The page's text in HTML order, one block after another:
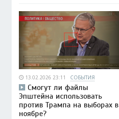
13.02.2026 23:11 СОБЫТИЯ
Смогут ли файлы
Эпштейна использовать
против Трампа на выборах в
ноябре?